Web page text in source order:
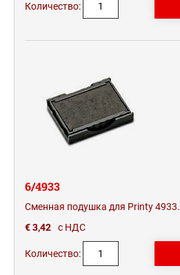
Количество:
6/4933
Сменная подушка для Printy 4933.
€ 3,42
с НДС
Количество: